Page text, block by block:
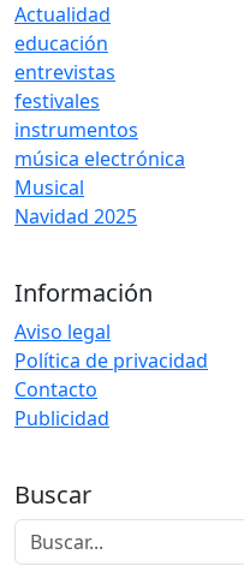
Actualidad
educación
entrevistas
festivales
instrumentos
música electrónica
Musical
Navidad 2025
Información
Aviso legal
Política de privacidad
Contacto
Publicidad
Buscar